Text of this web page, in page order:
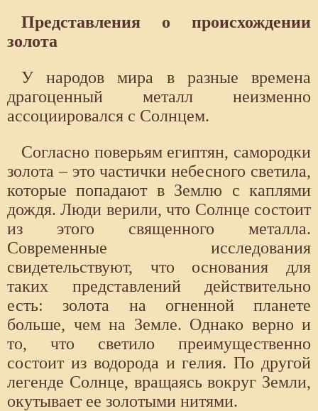
Представления о происхождении
золота
У народов мира в разные времена
драгоценный металл неизменно
ассоциировался с Солнцем.
Согласно поверьям египтян, самородки
золота – это частички небесного светила,
которые попадают в Землю с каплями
дождя. Люди верили, что Солнце состоит
из этого священного металла.
Современные исследования
свидетельствуют, что основания для
таких представлений действительно
есть: золота на огненной планете
больше, чем на Земле. Однако верно и
то, что светило преимущественно
состоит из водорода и гелия. По другой
легенде Солнце, вращаясь вокруг Земли,
окутывает ее золотыми нитями.